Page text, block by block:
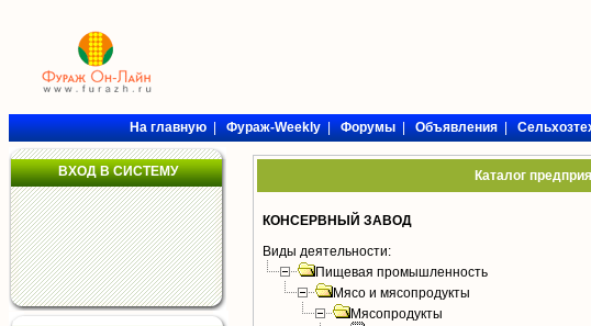
На главную|Фураж-Weekly|Форумы|Объявления|
ВХОД В СИСТЕМУ Каталог
КОНСЕРВНЫЙ ЗАВОД
Виды деятельности:
Пищевая промышленность
Мясо и мясопродукты
Мясопродукты